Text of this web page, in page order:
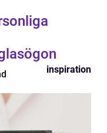
inspiration